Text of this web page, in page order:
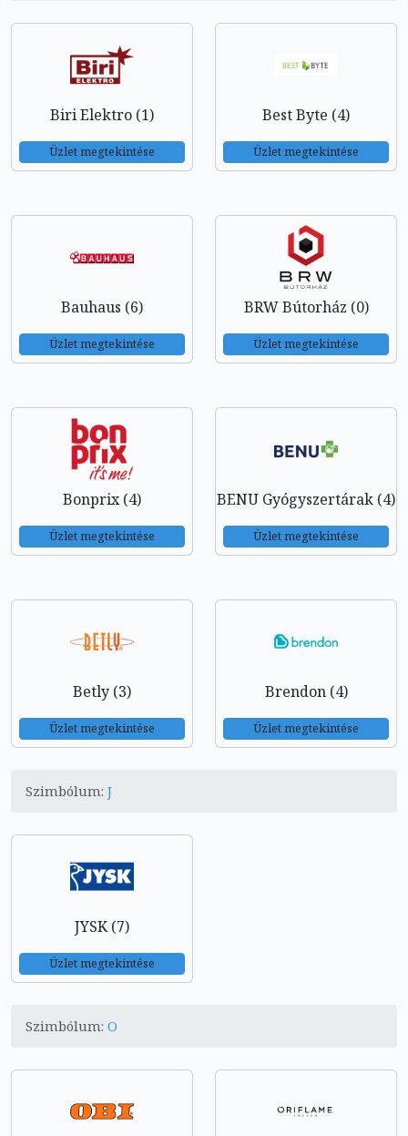
Biri Elektro (1)
Üzlet megtekintése
Best Byte (4)
Üzlet megtekintése
Bauhaus (6)
Üzlet megtekintése
BRW Bútorház (0)
Üzlet megtekintése
Bonprix (4)
Üzlet megtekintése
BENU Gyógyszertárak (4)
Üzlet megtekintése
Betly (3)
Üzlet megtekintése
Brendon (4)
Üzlet megtekintése
Szimbólum: J
JYSK (7)
Üzlet megtekintése
Szimbólum: O